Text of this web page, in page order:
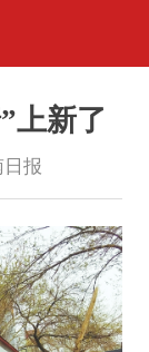
上新了
报